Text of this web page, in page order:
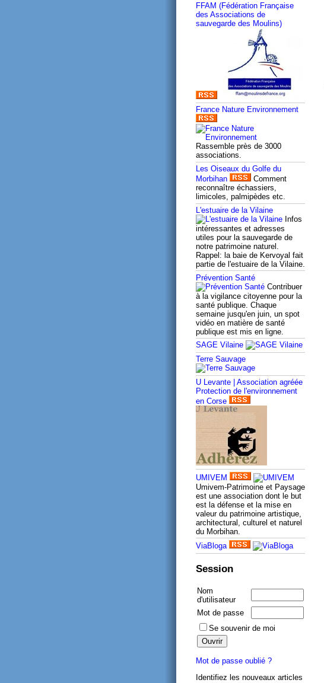
FFAM (Fédération Française
des Associations de
sauvegarde des Moulins)
France Nature Environnement
Rassemble près de 3000
associations.
Les Oiseaux du Golfe du
Morbihan
Comment
reconnaître échassiers,
limicoles, palmipèdes etc.
L'estuaire de la Vilaine
Infos
intéressantes et adresses
utiles pour la sauvegarde de
notre patrimoine naturel.
Rappel: la baie de Kervoyal fait
partie de l'estuaire de la Vilaine.
Prévention Santé
Contribuer
à la vigilance citoyenne pour la
santé publique. Chaque
semaine jusqu'en juin, un spot
vidéo en matière de santé
publique est mis en ligne.
SAGE Vilaine
Terre Sauvage
U Levante | Association agréée
Protection de l'environnement
en Corse
UMIVEM
Umivem-Patrimoine et Paysage
est une association dont le but
est la défense et la mise en
valeur du patrimoine artistique,
architectural, culturel et naturel
du Morbihan.
ViaBloga
Session
Nom
d'utilisateur
Mot de passe
Se souvenir de moi
Mot de passe oublié ?
Identifiez les nouveaux articles